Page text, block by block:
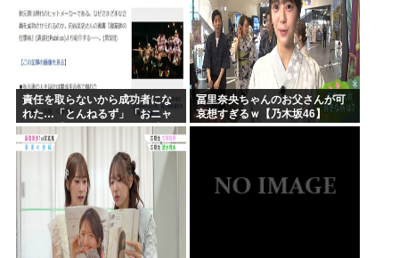
責任を取らないから成功者にな
れた…「とんねるず」「おニャ
ン子」「AKB」とヒットを出し
続けた秋元康の哲学！！！
冨里奈央ちゃんのお父さんが可
哀想すぎるｗ【乃木坂46】